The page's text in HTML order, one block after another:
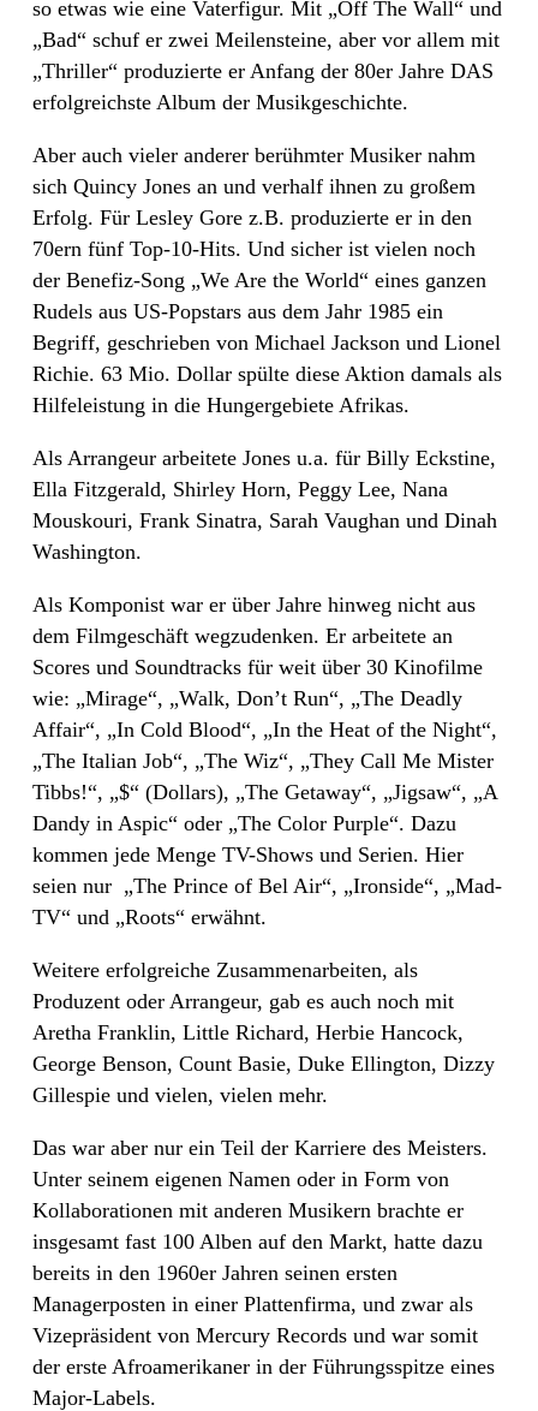
so etwas wie eine Vaterfigur. Mit „Off The Wall“ und
„Bad“ schuf er zwei Meilensteine, aber vor allem mit
„Thriller“ produzierte er Anfang der 80er Jahre DAS
erfolgreichste Album der Musikgeschichte.
Aber auch vieler anderer berühmter Musiker nahm
sich Quincy Jones an und verhalf ihnen zu großem
Erfolg. Für Lesley Gore z.B. produzierte er in den
70ern fünf Top-10-Hits. Und sicher ist vielen noch
der Benefiz-Song „We Are the World“ eines ganzen
Rudels aus US-Popstars aus dem Jahr 1985 ein
Begriff, geschrieben von Michael Jackson und Lionel
Richie. 63 Mio. Dollar spülte diese Aktion damals als
Hilfeleistung in die Hungergebiete Afrikas.
Als Arrangeur arbeitete Jones u.a. für Billy Eckstine,
Ella Fitzgerald, Shirley Horn, Peggy Lee, Nana
Mouskouri, Frank Sinatra, Sarah Vaughan und Dinah
Washington.
Als Komponist war er über Jahre hinweg nicht aus
dem Filmgeschäft wegzudenken. Er arbeitete an
Scores und Soundtracks für weit über 30 Kinofilme
wie: „Mirage“, „Walk, Don’t Run“, „The Deadly
Affair“, „In Cold Blood“, „In the Heat of the Night“,
„The Italian Job“, „The Wiz“, „They Call Me Mister
Tibbs!“, „$“ (Dollars), „The Getaway“, „Jigsaw“, „A
Dandy in Aspic“ oder „The Color Purple“. Dazu
kommen jede Menge TV-Shows und Serien. Hier
seien nur „The Prince of Bel Air“, „Ironside“, „Mad-
TV“ und „Roots“ erwähnt.
Weitere erfolgreiche Zusammenarbeiten, als
Produzent oder Arrangeur, gab es auch noch mit
Aretha Franklin, Little Richard, Herbie Hancock,
George Benson, Count Basie, Duke Ellington, Dizzy
Gillespie und vielen, vielen mehr.
Das war aber nur ein Teil der Karriere des Meisters.
Unter seinem eigenen Namen oder in Form von
Kollaborationen mit anderen Musikern brachte er
insgesamt fast 100 Alben auf den Markt, hatte dazu
bereits in den 1960er Jahren seinen ersten
Managerposten in einer Plattenfirma, und zwar als
Vizepräsident von Mercury Records und war somit
der erste Afroamerikaner in der Führungsspitze eines
Major-Labels.